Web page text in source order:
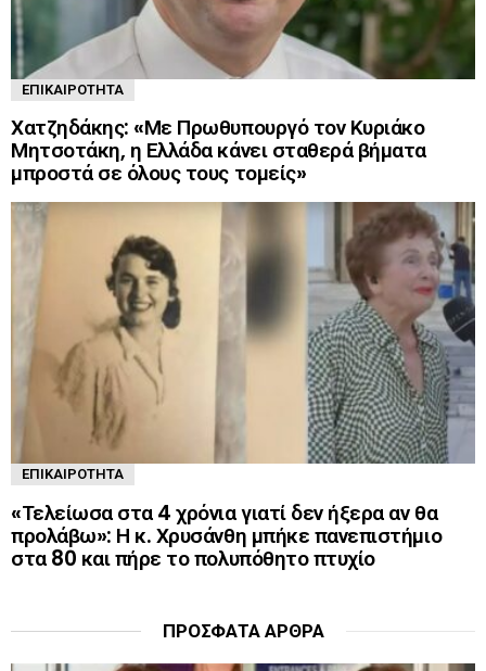
ΕΠΙΚΑΙΡΌΤΗΤΑ
Χατζηδάκης: «Με Πρωθυπουργό τον Κυριάκο
Μητσοτάκη, η Ελλάδα κάνει σταθερά βήματα
μπροστά σε όλους τους τομείς»
ΕΠΙΚΑΙΡΌΤΗΤΑ
«Τελείωσα στα 4 χρόνια γιατί δεν ήξερα αν θα
προλάβω»: Η κ. Χρυσάνθη μπήκε πανεπιστήμιο
στα 80 και πήρε το πολυπόθητο πτυχίο
ΠΡΌΣΦΑΤΑ ΆΡΘΡΑ